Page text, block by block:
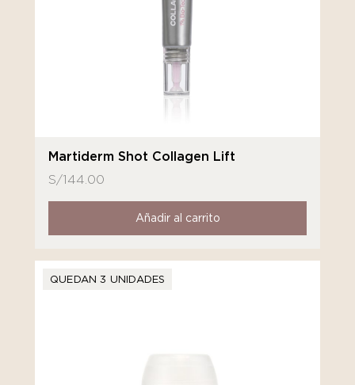
Martiderm Shot Collagen Lift
S/144.00
Añadir al carrito
QUEDAN 3 UNIDADES